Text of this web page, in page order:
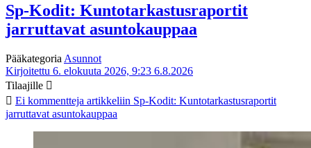
Sp-Kodit: Kuntotarkastusraportit
jarruttavat asuntokauppaa
Pääkategoria Asunnot
Kirjoitettu 6. elokuuta 2026, 9:23 6.8.2026
Tilaajille
Ei kommentteja artikkeliin Sp-Kodit: Kuntotarkastusraportit
jarruttavat asuntokauppaa